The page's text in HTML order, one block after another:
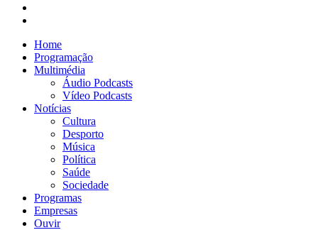
Home
Programação
Multimédia
Áudio Podcasts
Vídeo Podcasts
Notícias
Cultura
Desporto
Música
Política
Saúde
Sociedade
Programas
Empresas
Ouvir